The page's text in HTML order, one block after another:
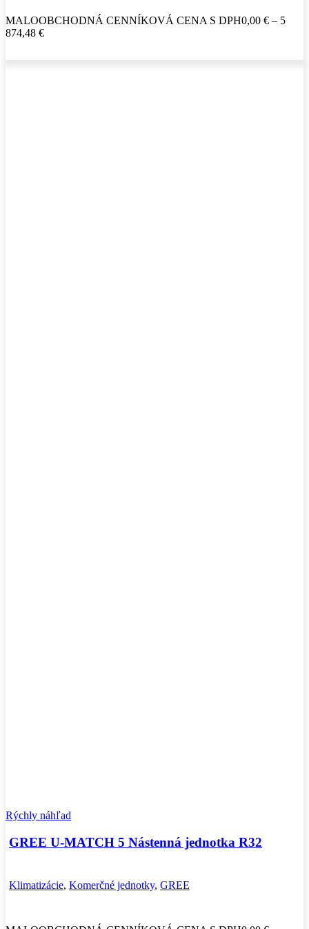
MALOOBCHODNÁ CENNÍKOVÁ CENA S DPH0,00 € – 5
874,48 €
Rýchly náhľad
GREE U-MATCH 5 Nástenná jednotka R32
Klimatizácie, Komerčné jednotky, GREE